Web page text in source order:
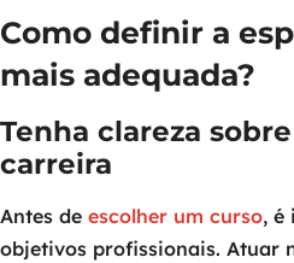
Como definir a
mais adequada?
Tenha clareza
carreira
Antes de escolher um curso, é
objetivos profissionais. Atuar